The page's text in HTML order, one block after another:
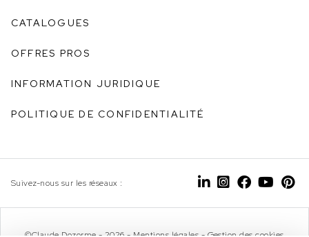
CATALOGUES
OFFRES PROS
INFORMATION JURIDIQUE
POLITIQUE DE CONFIDENTIALITÉ
Suivez-nous sur les réseaux :